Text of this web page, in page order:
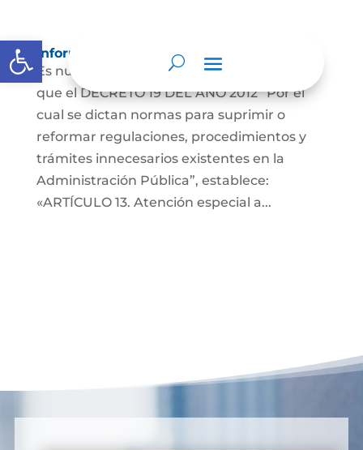
Abrir barra de herramientas
Información para Mujeres.
Es nuestro deber informar a la comunidad
que el DECRETO 19 DEL AÑO 2012 “Por el
cual se dictan normas para suprimir o
reformar regulaciones, procedimientos y
trámites innecesarios existentes en la
Administración Pública”, establece:
«ARTÍCULO 13. Atención especial a...